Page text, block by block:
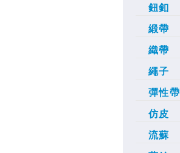
鈕釦
緞帶
織帶
繩子
彈性帶
仿皮
流蘇